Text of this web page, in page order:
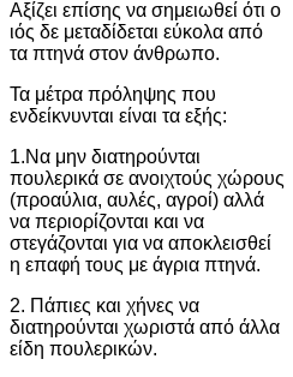
Αξίζει επίσης να σημειωθεί ότι ο
ιός δε μεταδίδεται εύκολα από
τα πτηνά στον άνθρωπο.
Τα μέτρα πρόληψης που
ενδείκνυνται είναι τα εξής:
1.Να μην διατηρούνται
πουλερικά σε ανοιχτούς χώρους
(προαύλια, αυλές, αγροί) αλλά
να περιορίζονται και να
στεγάζονται για να αποκλεισθεί
η επαφή τους με άγρια πτηνά.
2. Πάπιες και χήνες να
διατηρούνται χωριστά από άλλα
είδη πουλερικών.